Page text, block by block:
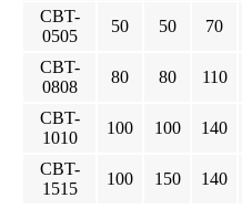
CBT-
0505
50 50 70
CBT-
0808
80 80 110
CBT-
1010
100 100 140
CBT-
1515
100 150 140